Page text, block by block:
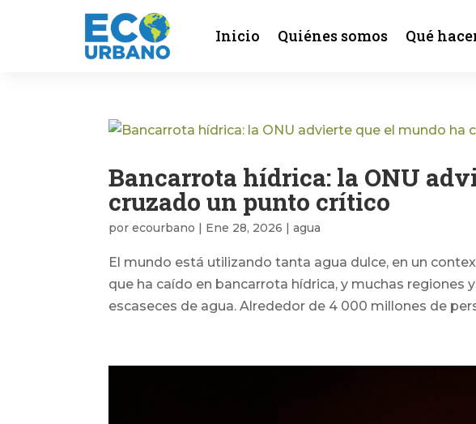
Inicio Quiénes somos Qué
Bancarrota hídrica: la ONU
cruzado un punto crítico
porecourbano | Ene 28, 2026 |agua
El mundo está utilizando tanta agua dulce, en un
que ha caído en bancarrota hídrica, y muchas regiones
escaseces de agua. Alrededor de 4 000 millones de